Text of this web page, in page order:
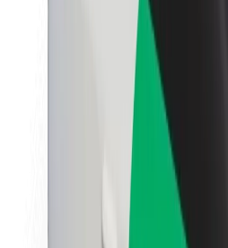
Sostenibilità in Bolt
Project Zero
Sala stampa
Linee guida del marchio
Relazioni con gli investitori
Leadership